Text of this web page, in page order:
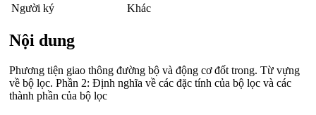
Người ký
Khác
Nội dung
Phương tiện giao thông đường bộ và động cơ đốt trong. Từ vựng
về bộ lọc. Phần 2: Định nghĩa về các đặc tính của bộ lọc và các
thành phần của bộ lọc